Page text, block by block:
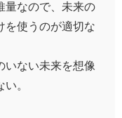
量なので、未来の
を使うのが適切な
いない未来を想像
。